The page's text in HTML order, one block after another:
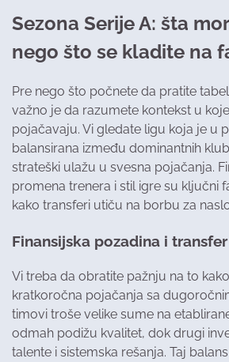
Sezona Serije A: šta
nego što se kladite na
Pre nego što počnete da pratite
važno je da razumete kontekst u
pojačavaju. Vi gledate ligu koja je u
balansirana između dominantnih
strateški ulažu u svesna pojačanja.
promena trenera i stil igre su ključni
kako transferi utiču na borbu za
Finansijska pozadina i
Vi treba da obratite pažnju na to
kratkoročna pojačanja sa
timovi troše velike sume na
odmah podižu kvalitet, dok drugi
talente i sistemska rešanja. Taj